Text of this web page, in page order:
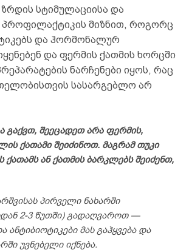
სტიმულაციისა და
პროფილაქტიკის მიზნით, როგორც
და ჰორმონალურ
და ფერმის ქათმის ხორცში
ნარჩენები იყოს, რაც
სასარგებლო არ
გაქვთ, შეეცადეთ არა ფერმის,
ქათამი შეიძინოთ. მაგრამ თუკი
ქათამს ან ქათმის ბარკლებს შეიძენთ,
პირველი ნახარში
2-3 წუთში) გადაღვაროთ —
ანტიბიოტიკები მას გაჰყვება და
უვნებელი იქნება.